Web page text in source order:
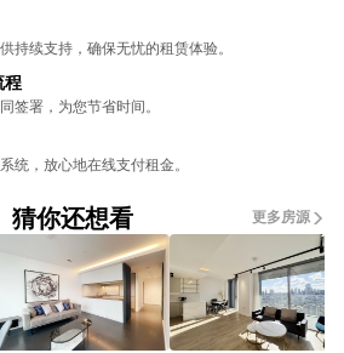
持续支持，确保无忧的租​​赁体验。
程
签署，为您节省时间。
统，放心地在线支付租金。
猜你还想看 更多房源